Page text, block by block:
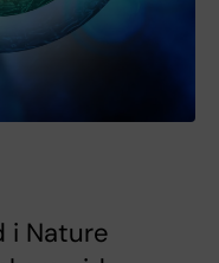
i Nature